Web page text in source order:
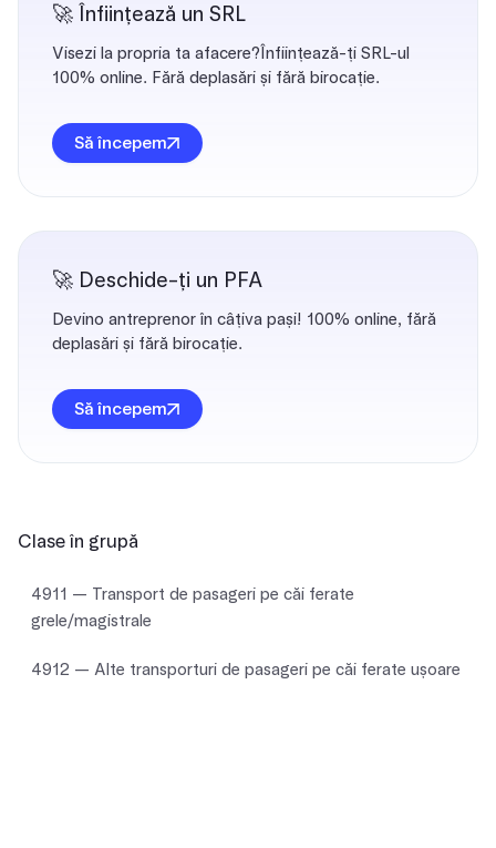
Clase în grupă
4911 — Transport de pasageri pe căi ferate
grele/magistrale
4912 — Alte transporturi de pasageri pe căi ferate ușoare
🚀 Înființează un SRL
Visezi la propria ta afacere?Înființează-ți SRL-ul
100% online. Fără deplasări și fără birocație.
Să începem
🚀 Deschide-ți un PFA
Devino antreprenor în câțiva pași! 100% online, fără
deplasări și fără birocație.
Să începem